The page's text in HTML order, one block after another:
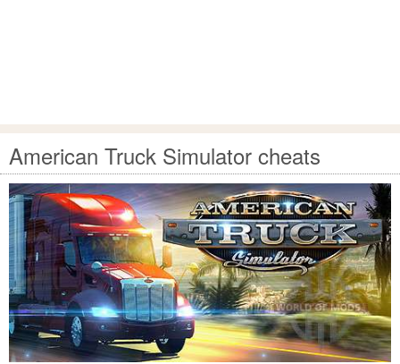
American Truck Simulator cheats